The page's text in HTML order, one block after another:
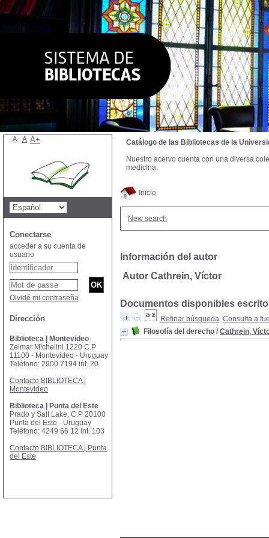
Inicio
New search
Información del autor
Autor Cathrein, Víctor
Documentos disponibles
Refinar búsqueda Consulta a
Filosofía del derecho / Cathrein,
Catálogo de las Bibliotecas de la
Nuestro acervo cuenta con una diversa
medicina.
A- A A+
Conectarse
acceder a su cuenta de
usuario
Olvidé mi contraseña
Dirección
Biblioteca | Montevideo
Zelmar Michelini 1220 C.P
11100 - Montevideo - Uruguay
Teléfono: 2900 7194 int. 20
Contacto BIBLIOTECA |
Montevideo
Biblioteca | Punta del Este
Prado y Salt Lake, C.P 20100
Punta del Este - Uruguay
Teléfono: 4249 66 12 int. 103
Contacto BIBLIOTECA | Punta
del Este